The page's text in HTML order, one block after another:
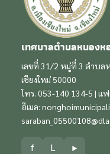
เทศบาลตำบลหนองห
เลขที่ 31/2 หมู่ที่ 3 ตำบลห
เชียงใหม่ 50000
โทร. 053-140 134-5 | แ
อีเมล:
f L ▶